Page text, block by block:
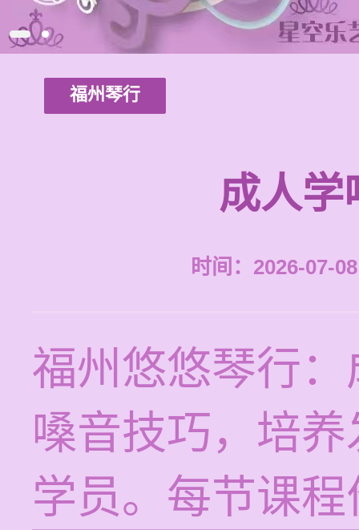
福州琴行
成人学
时间：2026-07-
福州悠悠琴行
嗓音技巧，培
学员。每节课